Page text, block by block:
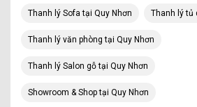
Thanh lý Sofa tại Quy Nhơn Thanh lý tủ
Thanh lý văn phòng tại Quy Nhơn
Thanh lý Salon gỗ tại Quy Nhơn
Showroom & Shop tại Quy Nhơn